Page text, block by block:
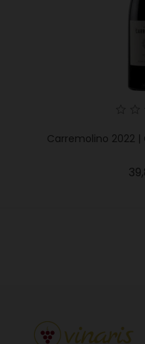
Carremolino 2022 |